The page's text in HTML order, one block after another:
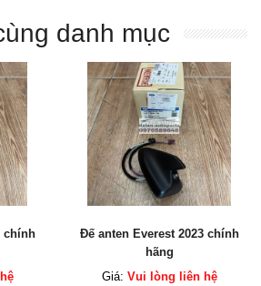
danh mục
chính
Đế anten Everest 2023 chính
hãng
Giá: Vui lòng liên hệ